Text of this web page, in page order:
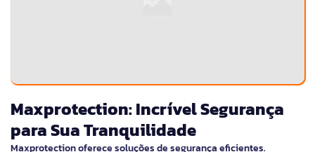
Maxprotection: Incrível Segurança
para Sua Tranquilidade
Maxprotection oferece soluções de segurança eficientes.